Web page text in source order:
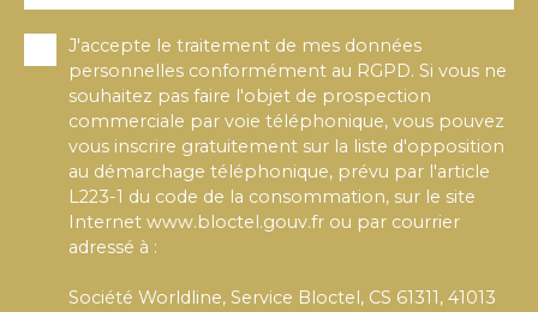
J'accepte le traitement de mes données
personnelles conformément au RGPD. Si vous ne
souhaitez pas faire l'objet de prospection
commerciale par voie téléphonique, vous pouvez
vous inscrire gratuitement sur la liste d'opposition
au démarchage téléphonique, prévu par l'article
L223-1 du code de la consommation, sur le site
Internet www.bloctel.gouv.fr ou par courrier
adressé à :
Société Worldline, Service Bloctel, CS 61311, 41013